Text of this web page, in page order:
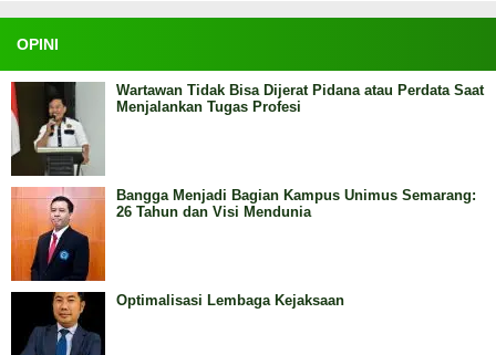
OPINI
Wartawan Tidak Bisa Dijerat Pidana atau Perdata Saat
Menjalankan Tugas Profesi
Bangga Menjadi Bagian Kampus Unimus Semarang:
26 Tahun dan Visi Mendunia
Optimalisasi Lembaga Kejaksaan